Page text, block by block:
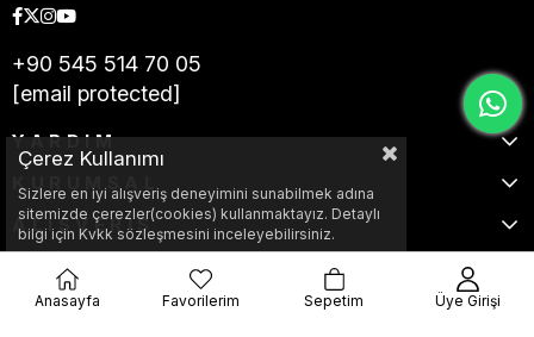
+90 545 514 70 05
[email protected]
YARDIM
ALIŞVERİŞ
Çerez Kullanımı
Sizlere en iyi alışveriş deneyimini sunabilmek adına
sitemizde çerezler(cookies) kullanmaktayız. Detaylı
bilgi için Kvkk sözleşmesini inceleyebilirsiniz.
Anasayfa Favorilerim Sepetim Üye Girişi